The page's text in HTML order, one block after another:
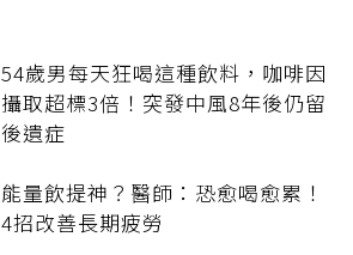
54歲男每天狂喝這種飲料，咖啡因
攝取超標3倍！突發中風8年後仍留
後遺症
能量飲提神？醫師：恐愈喝愈累！
4招改善長期疲勞